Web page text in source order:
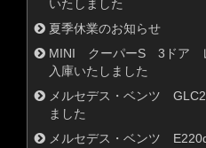
いたしました
夏季休業のお知らせ
MINI クーパーS 3ドア
入庫いたしました
メルセデス・ベンツ
ました
メルセデス・ベンツ